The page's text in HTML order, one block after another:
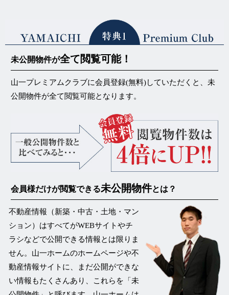
未公開物件が全て閲覧可能！
山一プレミアムクラブに会員登録(無料)していただくと、未
公開物件が全て閲覧可能となります。
会員様だけが閲覧できる未公開物件とは？
不動産情報（新築・中古・土地・マン
ション）はすべてがWEBサイトやチ
ラシなどで公開できる情報とは限りま
せん。山一ホームのホームページや不
動産情報サイトに、まだ公開ができな
い情報もたくさんあり、これらを 「未